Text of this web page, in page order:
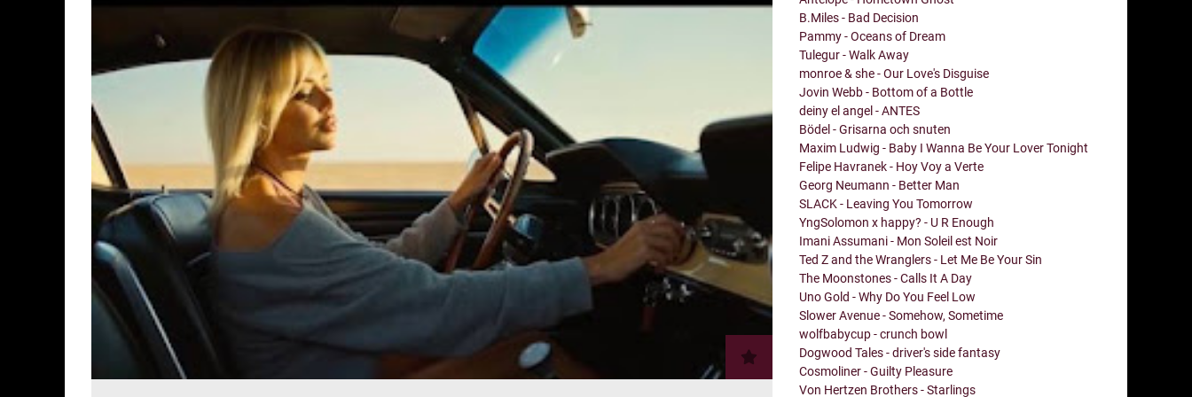
B.Miles - Bad Decision
Pammy - Oceans of Dream
Tulegur - Walk Away
monroe & she - Our Love's Disguise
Jovin Webb - Bottom of a Bottle
deiny el angel - ANTES
Bödel - Grisarna och snuten
Maxim Ludwig - Baby I Wanna Be Your Lover Tonight
Felipe Havranek - Hoy Voy a Verte
Georg Neumann - Better Man
SLACK - Leaving You Tomorrow
YngSolomon x happy? - U R Enough
Imani Assumani - Mon Soleil est Noir
Ted Z and the Wranglers - Let Me Be Your Sin
The Moonstones - Calls It A Day
Uno Gold - Why Do You Feel Low
Slower Avenue - Somehow, Sometime
wolfbabycup - crunch bowl
Dogwood Tales - driver's side fantasy
Cosmoliner - Guilty Pleasure
Von Hertzen Brothers - Starlings